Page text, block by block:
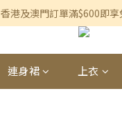
香港及澳門訂單滿$600即
香港及澳門訂單滿$600即
3個月內買滿$1,200可享永
香港及澳門訂單滿$600即享
連身裙 上衣